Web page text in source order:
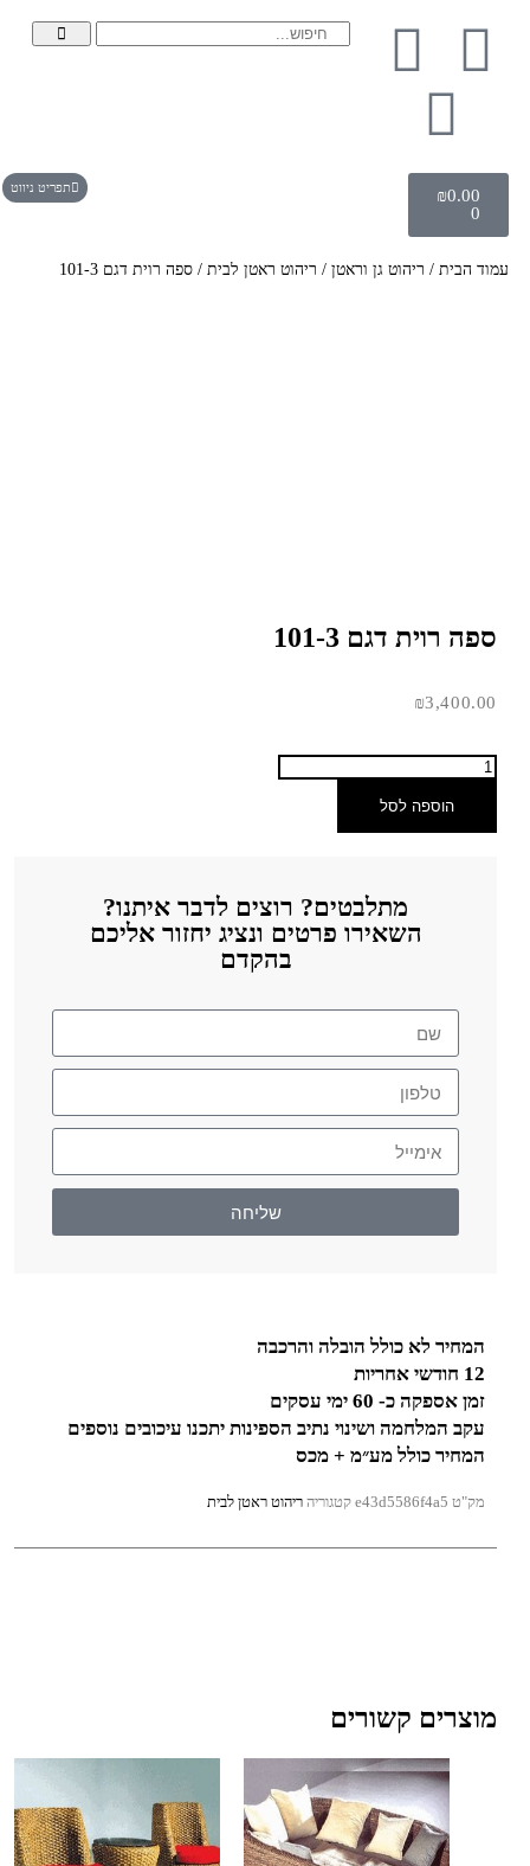
₪0.00
תפריט ניווט
עמוד הבית/ ריהוט גן וראטן/ ריהוט ראטן לבית/ ספה רוית דגם 101-3
ספה רוית דגם 101-3
₪3,400.00
הוספה לסל
מתלבטים? רוצים לדבר איתנו?
השאירו פרטים ונציג יחזור אליכם
בהקדם
שליחה
מוצרים קשורים
המחיר לא כולל הובלה והרכבה
12 חודשי אחריות
זמן אספקה כ- 60 ימי עסקים
עקב המלחמה ושינוי נתיב הספינות יתכנו עיכובים נוספים
המחיר כולל מע״מ + מכס
מק"טe43d5586f4a5 קטגוריה ריהוט ראטן לבית